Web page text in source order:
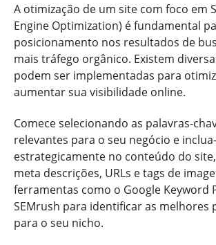
A otimização de um site com foco em
Engine Optimization) é fundamental
posicionamento nos resultados de
mais tráfego orgânico. Existem
podem ser implementadas para
aumentar sua visibilidade online.
Comece selecionando as palavras-
relevantes para o seu negócio e
estrategicamente no conteúdo do
meta descrições, URLs e tags de
ferramentas como o Google Keyword
SEMrush para identificar as melhores
para o seu nicho.